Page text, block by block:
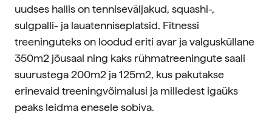
uudses hallis on tenniseväljakud, squashi-,
sulgpalli- ja lauatenniseplatsid. Fitnessi
treeninguteks on loodud eriti avar ja valgusküllane
350m2 jõusaal ning kaks rühmatreeningute saali
suurustega 200m2 ja 125m2, kus pakutakse
erinevaid treeningvõimalusi ja milledest igaüks
peaks leidma enesele sobiva.